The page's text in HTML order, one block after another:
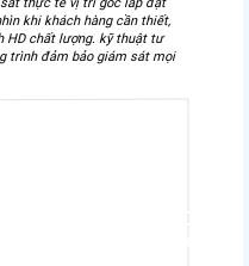
khi khách hàng cần thiết,
HD chất lượng. kỹ thuật tư
trình đảm bảo giám sát mọi